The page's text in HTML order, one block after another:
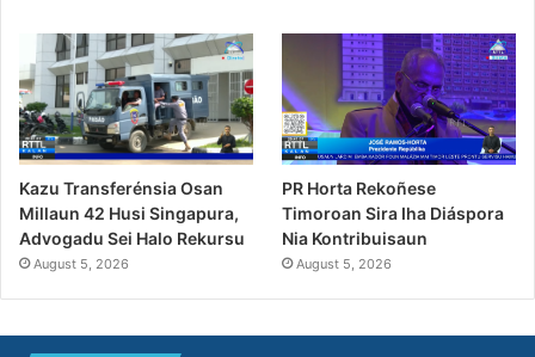
Kazu Transferénsia Osan
Millaun 42 Husi Singapura,
Advogadu Sei Halo Rekursu
August 5, 2026
PR Horta Rekoñese
Timoroan Sira Iha Diáspora
Nia Kontribuisaun
August 5, 2026